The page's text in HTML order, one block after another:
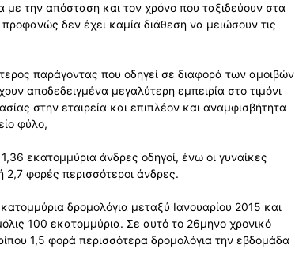
την απόσταση και τον χρόνο που ταξιδεύουν στα
δεν έχει καμία διάθεση να μειώσουν τις
παράγοντας που οδηγεί σε διαφορά των αμοιβών
αποδεδειγμένα μεγαλύτερη εμπειρία στο τιμόνι
στην εταιρεία και επιπλέον και αναμφισβήτητα
φύλο,
εκατομμύρια άνδρες οδηγοί, ένω οι γυναίκες
2,7 φορές περισσότεροι άνδρες.
δρομολόγια μεταξύ Ιανουαρίου 2015 και
100 εκατομμύρια. Σε αυτό το 26μηνο χρονικό
1,5 φορά περισσότερα δρομολόγια την εβδομάδα